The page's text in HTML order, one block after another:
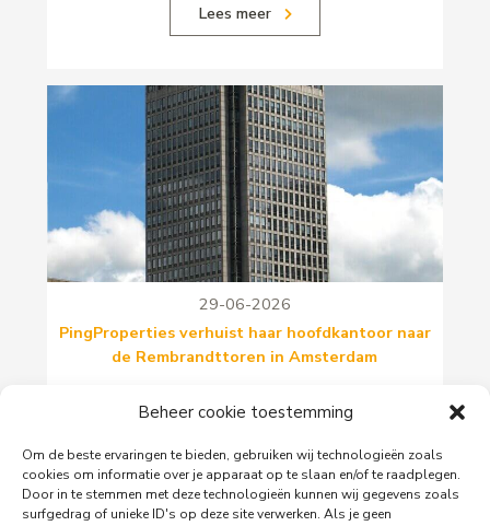
Beheer cookie toestemming
Om de beste ervaringen te bieden, gebruiken wij technologieën zoals
cookies om informatie over je apparaat op te slaan en/of te raadplegen.
Door in te stemmen met deze technologieën kunnen wij gegevens zoals
surfgedrag of unieke ID's op deze site verwerken. Als je geen
Lees meer
29-06-2026
PingProperties verhuist haar hoofdkantoor naar
de Rembrandttoren in Amsterdam
in de Rembrandttoren (Rembrandt Tower), het
Amsterdam.